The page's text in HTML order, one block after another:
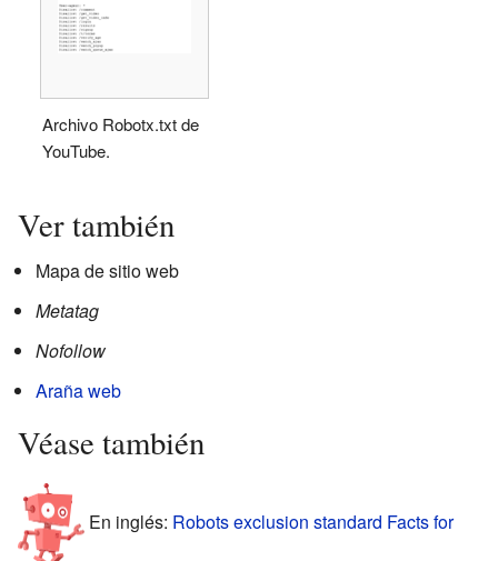
Archivo Robotx.txt de
YouTube.
Ver también
Mapa de sitio web
Metatag
Nofollow
Araña web
Véase también
En inglés: Robots exclusion standard Facts for